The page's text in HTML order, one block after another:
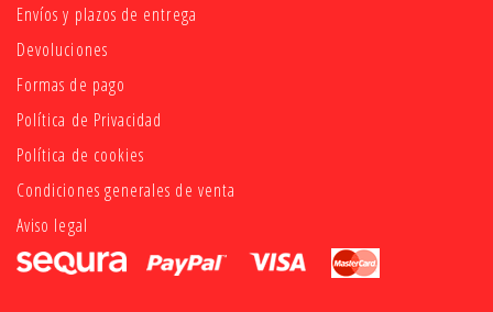
Envíos y plazos de entrega
Devoluciones
Formas de pago
Política de Privacidad
Política de cookies
Condiciones generales de venta
Aviso legal